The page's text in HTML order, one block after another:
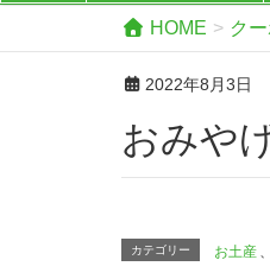
HOME ク
2022年8月3日
おみ
カテゴリー お土産